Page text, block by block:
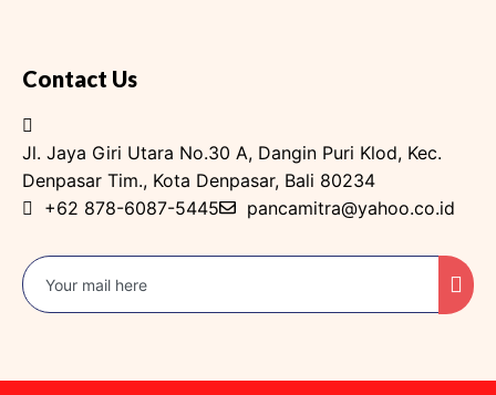
Contact Us
Jl. Jaya Giri Utara No.30 A, Dangin Puri Klod, Kec.
Denpasar Tim., Kota Denpasar, Bali 80234
+62 878-6087-5445
pancamitra@yahoo.co.id